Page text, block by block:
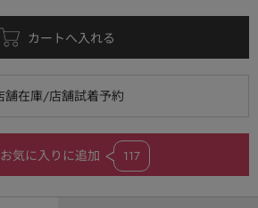
お気に入りに追加 117